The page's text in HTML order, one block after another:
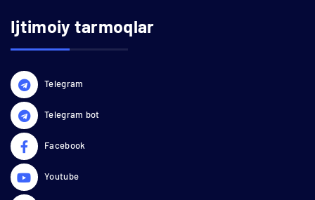
Ijtimoiy tarmoqlar
Telegram
Telegram bot
Facebook
Youtube